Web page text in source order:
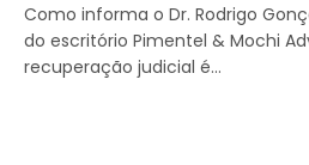
Como informa o Dr. Rodrigo
do escritório Pimentel & Mochi
recuperação judicial é…